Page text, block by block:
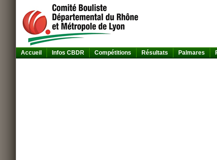
Accueil Infos CBDR Compétitions Résultats Palmares